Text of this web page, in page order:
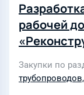
рабочей
Закупки по